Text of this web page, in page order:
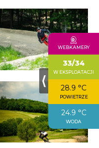
⟨
WEBKAMERY
33/34
W EKSPLOATACJI
28.9 °C
POWIETRZE
24.9 °C
WODA